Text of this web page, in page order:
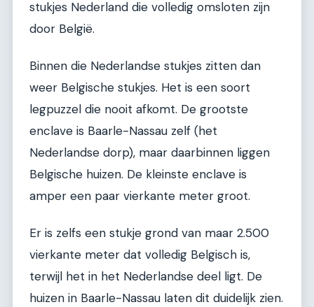
stukjes Nederland die volledig omsloten zijn
door België.
Binnen die Nederlandse stukjes zitten dan
weer Belgische stukjes. Het is een soort
legpuzzel die nooit afkomt. De grootste
enclave is Baarle-Nassau zelf (het
Nederlandse dorp), maar daarbinnen liggen
Belgische huizen. De kleinste enclave is
amper een paar vierkante meter groot.
Er is zelfs een stukje grond van maar 2.500
vierkante meter dat volledig Belgisch is,
terwijl het in het Nederlandse deel ligt. De
huizen in Baarle-Nassau laten dit duidelijk zien.